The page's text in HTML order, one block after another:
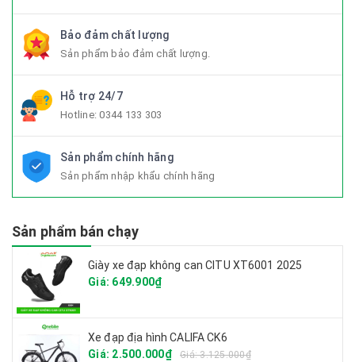
Bảo đảm chất lượng
Sản phẩm bảo đảm chất lượng.
Hỗ trợ 24/7
Hotline:0344 133 303
Sản phẩm chính hãng
Sản phẩm nhập khẩu chính hãng
Sản phẩm bán chạy
Giày xe đạp không can CITU XT6001 2025
Giá: 649.900₫
Xe đạp địa hình CALIFA CK6
Giá: 2.500.000₫
Giá: 3.125.000₫